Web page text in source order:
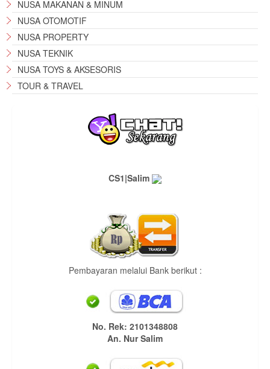
NUSA MAKANAN & MINUM
NUSA OTOMOTIF
NUSA PROPERTY
NUSA TEKNIK
NUSA TOYS & AKSESORIS
TOUR & TRAVEL
CS1|Salim
Pembayaran melalui Bank berikut :
No. Rek: 2101348808
An. Nur Salim